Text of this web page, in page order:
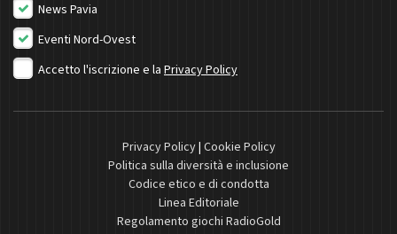
News Pavia
Eventi Nord-Ovest
Accetto l'iscrizione e la Privacy Policy
Privacy Policy| Cookie Policy
Politica sulla diversità e inclusione
Codice etico e di condotta
Linea Editoriale
Regolamento giochi RadioGold